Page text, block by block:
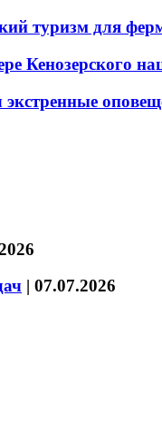
туризм для
Кенозерского
| 07.07.2026